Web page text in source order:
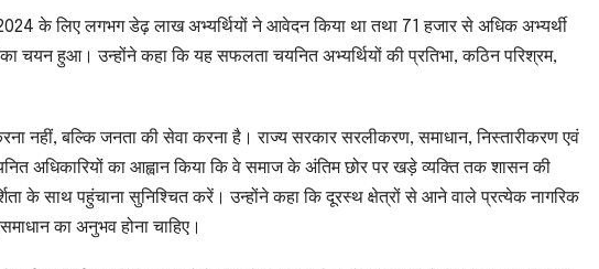
के लिए लगभग डेढ़ लाख अभ्यर्थियों ने आवेदन किया था तथा 71 हजार से अधिक अभ्यर्थी
का चयन हुआ। उन्होंने कहा कि यह सफलता चयनित अभ्यर्थियों की प्रतिभा, कठिन परिश्रम,
नहीं, बल्कि जनता की सेवा करना है। राज्य सरकार सरलीकरण, समाधान, निस्तारीकरण एवं
अधिकारियों का आह्वान किया कि वे समाज के अंतिम छोर पर खड़े व्यक्ति तक शासन की
के साथ पहुंचाना सुनिश्चित करें। उन्होंने कहा कि दूरस्थ क्षेत्रों से आने वाले प्रत्येक नागरिक
का अनुभव होना चाहिए।